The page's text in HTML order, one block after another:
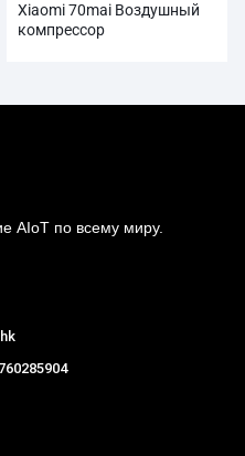
Xiaomi 70mai Воздушный
компрессор
AIoT по всему миру.